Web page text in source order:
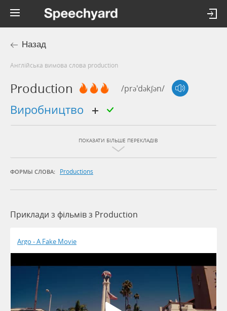
Назад
Англійська вимова слова production
Production /prə'dəkʃən/
виробництво
ПОКАЗАТИ БІЛЬШЕ ПЕРЕКЛАДІВ
ФОРМЫ СЛОВА: Productions
Приклади з фільмів з Production
Argo - A Fake Movie